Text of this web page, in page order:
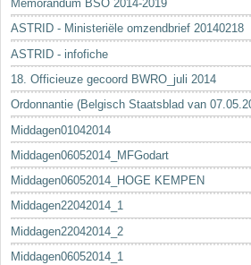
Memorandum BSO 2014-2019
ASTRID - Ministeriële omzendbrief 20140218
ASTRID - infofiche
18. Officieuze gecoord BWRO_juli 2014
Ordonnantie (Belgisch Staatsblad van
Middagen01042014
Middagen06052014_MFGodart
Middagen06052014_HOGE KEMPEN
Middagen22042014_1
Middagen22042014_2
Middagen06052014_1